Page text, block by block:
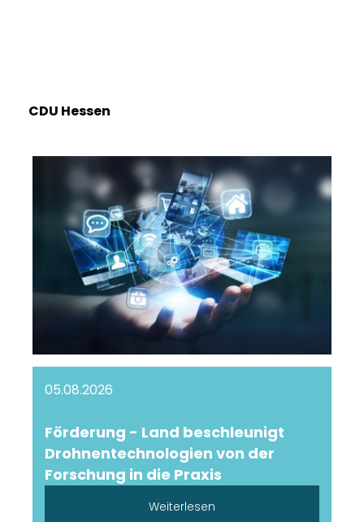
CDU Hessen
05.08.2026
Förderung - Land beschleunigt
Drohnentechnologien von der
Forschung in die Praxis
Weiterlesen